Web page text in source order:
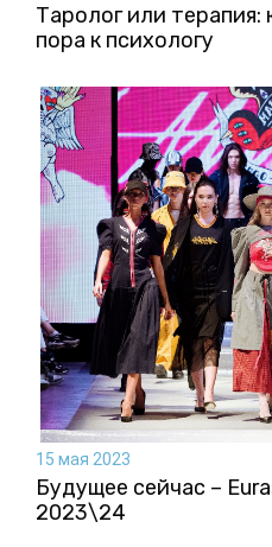
Таролог или терапия:
пора к психологу
15 мая 2023
Будущее сейчас –
2023\24